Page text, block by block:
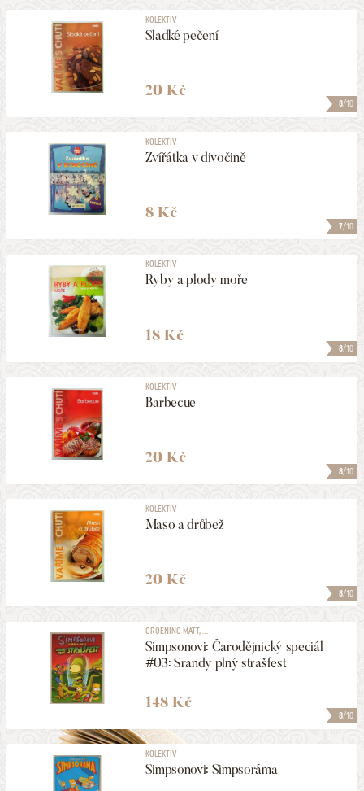
8/10
KOLEKTIV
Sladké pečení
20 Kč
7/10
KOLEKTIV
Zvířátka v divočině
8 Kč
8/10
KOLEKTIV
Ryby a plody moře
18 Kč
8/10
KOLEKTIV
Barbecue
20 Kč
8/10
KOLEKTIV
Maso a drůbež
20 Kč
8/10
GROENING MATT, ...
Simpsonovi: Čarodějnický speciál
#03: Srandy plný strašfest
148 Kč
KOLEKTIV
Simpsonovi: Simpsoráma